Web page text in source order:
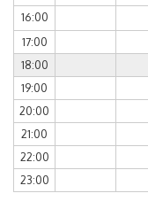
16:00
17:00
18:00
19:00
20:00
21:00
22:00
23:00